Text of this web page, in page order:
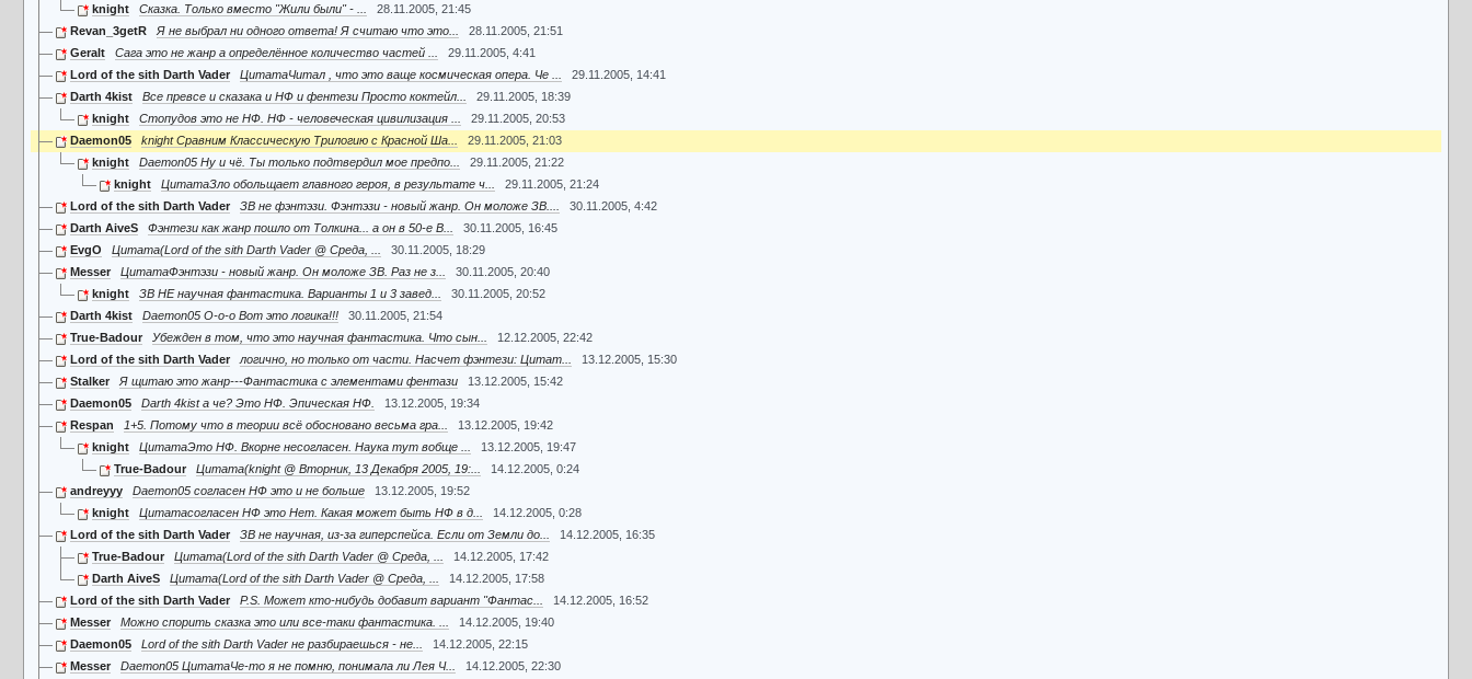
knight
Сказка. Только вместо "Жили были" - ...
28.11.2005, 21:45
Revan_3getR
Я не выбрал ни одного ответа! Я считаю что это...
28.11.2005, 21:51
Geralt
Сага это не жанр а определённое количество частей ...
29.11.2005, 4:41
Lord of the sith Darth Vader
ЦитатаЧитал , что это ваще космическая опера. Че ...
29.11.2005, 14:41
Darth 4kist
Все превсе и сказака и НФ и фентези Просто коктейл...
29.11.2005, 18:39
knight
Стопудов это не НФ. НФ - человеческая цивилизация ...
29.11.2005, 20:53
Daemon05
knight Сравним Классическую Трилогию с Красной Ша...
29.11.2005, 21:03
knight
Daemon05 Ну и чё. Ты только подтвердил мое предпо...
29.11.2005, 21:22
knight
ЦитатаЗло обольщает главного героя, в результате ч...
29.11.2005, 21:24
Lord of the sith Darth Vader
ЗВ не фэнтэзи. Фэнтэзи - новый жанр. Он моложе ЗВ....
30.11.2005, 4:42
Darth AiveS
Фэнтези как жанр пошло от Толкина... а он в 50-е В...
30.11.2005, 16:45
EvgO
Цитата(Lord of the sith Darth Vader @ Среда, ...
30.11.2005, 18:29
Messer
ЦитатаФэнтэзи - новый жанр. Он моложе ЗВ. Раз не з...
30.11.2005, 20:40
knight
ЗВ НЕ научная фантастика. Варианты 1 и 3 завед...
30.11.2005, 20:52
Darth 4kist
Daemon05 О-о-о Вот это логика!!!
30.11.2005, 21:54
True-Badour
Убежден в том, что это научная фантастика. Что сын...
12.12.2005, 22:42
Lord of the sith Darth Vader
логично, но только от части. Насчет фэнтези: Цитат...
13.12.2005, 15:30
Stalker
Я щитаю это жанр---Фантастика с элементами фентази
13.12.2005, 15:42
Daemon05
Darth 4kist а че? Это НФ. Эпическая НФ.
13.12.2005, 19:34
Respan
1+5. Потому что в теории всё обосновано весьма гра...
13.12.2005, 19:42
knight
ЦитатаЭто НФ. Вкорне несогласен. Наука тут вобще ...
13.12.2005, 19:47
True-Badour
Цитата(knight @ Вторник, 13 Декабря 2005, 19:...
14.12.2005, 0:24
andreyyy
Daemon05 согласен НФ это и не больше
13.12.2005, 19:52
knight
Цитатасогласен НФ это Нет. Какая может быть НФ в д...
14.12.2005, 0:28
Lord of the sith Darth Vader
ЗВ не научная, из-за гиперспейса. Если от Земли до...
14.12.2005, 16:35
True-Badour
Цитата(Lord of the sith Darth Vader @ Среда, ...
14.12.2005, 17:42
Darth AiveS
Цитата(Lord of the sith Darth Vader @ Среда, ...
14.12.2005, 17:58
Lord of the sith Darth Vader
P.S. Может кто-нибудь добавит вариант "Фантас...
14.12.2005, 16:52
Messer
Можно спорить сказка это или все-таки фантастика. ...
14.12.2005, 19:40
Daemon05
Lord of the sith Darth Vader не разбираешься - не...
14.12.2005, 22:15
Messer
Daemon05 ЦитатаЧе-то я не помню, понимала ли Лея Ч...
14.12.2005, 22:30